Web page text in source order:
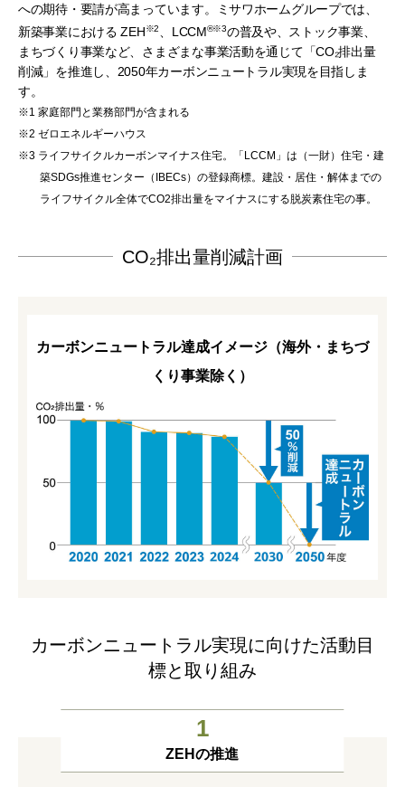
への期待・要請が高まっています。ミサワホームグループでは、
新築事業における ZEH※2 、LCCM®️※3の普及や、ストック事業、
まちづくり事業など、さまざまな事業活動を通じて「CO₂排出量
削減」を推進し、2050年カーボンニュートラル実現を目指しま
す。
※1 家庭部門と業務部門が含まれる
※2 ゼロエネルギーハウス
※3 ライフサイクルカーボンマイナス住宅。「LCCM」は（一財）住宅・建
築SDGs推進センター（IBECs）の登録商標。建設・居住・解体までの
ライフサイクル全体でCO2排出量をマイナスにする脱炭素住宅の事。
CO₂排出量削減計画
カーボンニュートラル達成イメージ（海外・まちづ
くり事業除く）
カーボンニュートラル実現に向けた活動目
標と取り組み
1
ZEHの推進